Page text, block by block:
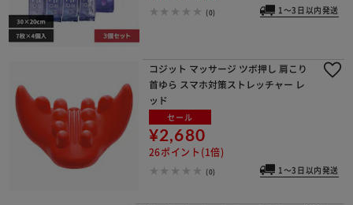
(0) 1～3日以内発送
コジット マッサージ ツボ押し 肩こり
首ゆら スマホ対策ストレッチャー レ
ッド
セール
¥2,680
26ポイント(1倍)
(0) 1～3日以内発送